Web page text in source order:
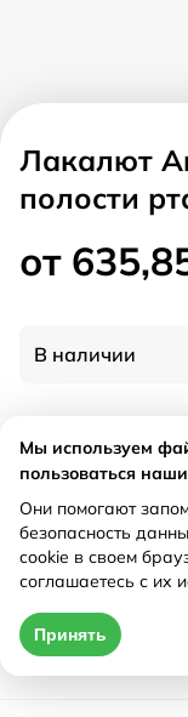
Лакалют
полости
от
В наличии
Рецепт
от
Мы используем
пользоваться
Они помогают
безопасность
cookie в своем
соглашаетесь с их
Принять